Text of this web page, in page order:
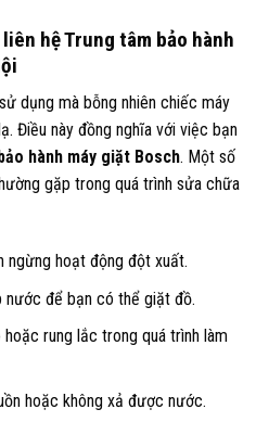
hệ Trung tâm bảo hành
dụng mà bỗng nhiên chiếc máy
Điều này đồng nghĩa với việc bạn
hành máy giặt Bosch. Một số
gặp trong quá trình sửa chữa
ngừng hoạt động đột xuất.
nước để bạn có thể giặt đồ.
rung lắc trong quá trình làm
hoặc không xả được nước.